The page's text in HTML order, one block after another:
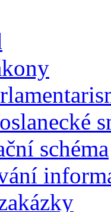
schéma